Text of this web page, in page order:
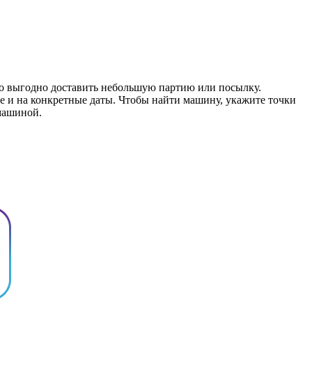
выгодно доставить небольшую партию или посылку.
и на конкретные даты. Чтобы найти машину, укажите точки